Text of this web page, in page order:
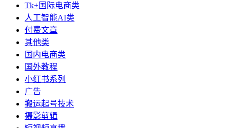
Tk+国际电商类
人工智能AI类
付费文章
其他类
国内电商类
国外教程
小红书系列
广告
搬运起号技术
摄影剪辑